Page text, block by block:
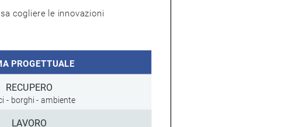
PROGETTUALE
RECUPERO
- borghi - ambiente
LAVORO
le innovazioni